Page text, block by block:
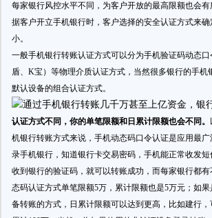
每家银行风控水平不同，为客户开放的最高限额也会
据客户开立手机银行时，客户选择的安全认证方式来
小。
一般手机银行转账认证方式可以分为手机验证码动态
盾、K宝）等物理介质认证方式，当然很多银行的手机
默认设备的组合认证方式。
认证方式不同，你的单笔限额和日累计限额也会不同。
机银行转账方式来说，手机动态码口令认证是应用最
录手机银行，知道银行卡交易密码，手机能正常收发
收到银行的验证码，就可以转账成功，而每家银行都
态码认证方式单笔限额5万，累计限额也是5万元；如
备转账的方式，日累计限额可以达到更高，比如建行，